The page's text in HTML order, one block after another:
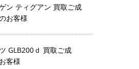
ン ティグアン 買取ご成
お客様
GLB200ｄ 買取ご成
客様